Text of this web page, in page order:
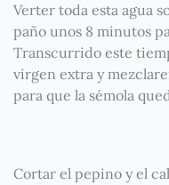
Verter toda esta agua
paño unos 8 minutos
Transcurrido este
virgen extra y
para que la sémola
Cortar el pepino y el